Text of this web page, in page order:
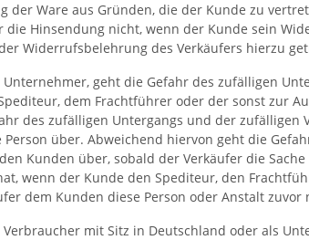
der Ware aus Gründen, die der Kunde zu
die Hinsendung nicht, wenn der Kunde sein
Widerrufsbelehrung des Verkäufers hierzu
geht die Gefahr des zufälligen
dem Frachtführer oder der sonst zur
des zufälligen Untergangs und der
über. Abweichend hiervon geht die
Kunden über, sobald der Verkäufer die
wenn der Kunde den Spediteur, den
dem Kunden diese Person oder Anstalt
mit Sitz in Deutschland oder als